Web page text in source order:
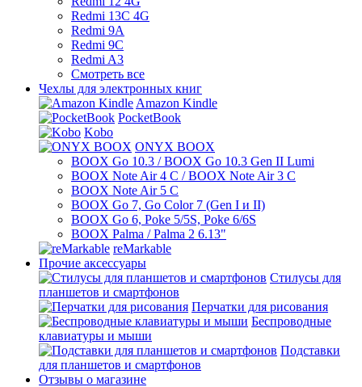
Redmi 13C 4G
Redmi 9A
Redmi 9C
Redmi A3
Смотреть все
Чехлы для электронных книг
Amazon Kindle
PocketBook
Kobo
ONYX BOOX
BOOX Go 10.3 / BOOX Go 10.3 Gen II Lumi
BOOX Note Air 4 C / BOOX Note Air 3 C
BOOX Note Air 5 C
BOOX Go 7, Go Color 7 (Gen I и II)
BOOX Go 6, Poke 5/5S, Poke 6/6S
BOOX Palma / Palma 2 6.13"
reMarkable
Прочие аксессуары
Стилусы для
планшетов и смартфонов
Перчатки для рисования
Беспроводные
клавиатуры и мыши
Подставки
для планшетов и смартфонов
Отзывы о магазине